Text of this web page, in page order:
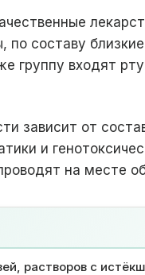
по составу
группу входят
зависит от
и
на месте
растворов с